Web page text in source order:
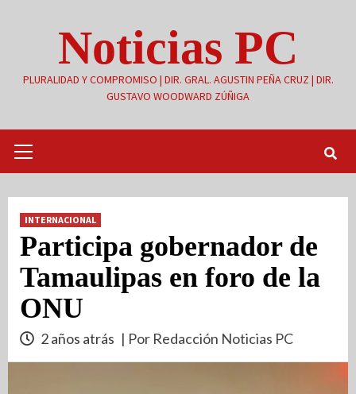
Noticias PC
PLURALIDAD Y COMPROMISO | DIR. GRAL. AGUSTIN PEÑA CRUZ | DIR.
GUSTAVO WOODWARD ZÚÑIGA
primario
INTERNACIONAL
Participa gobernador de
Tamaulipas en foro de la
ONU
2 años atrás | Por Redacción Noticias PC